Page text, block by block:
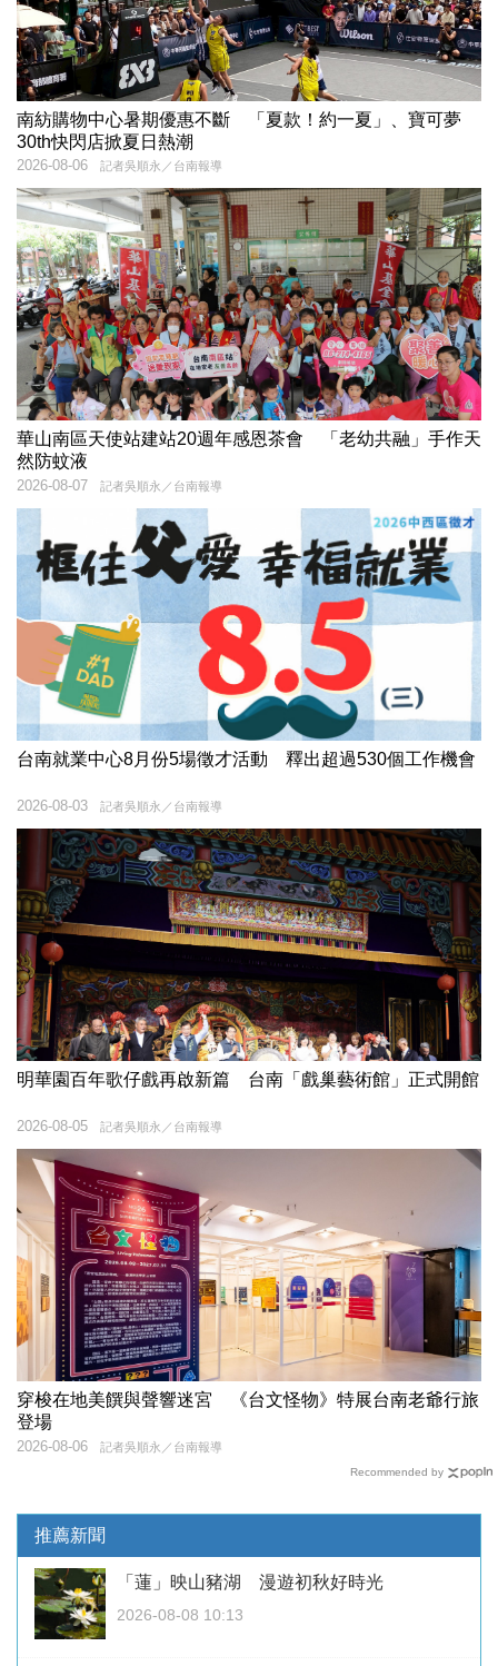
南紡購物中心暑期優惠不斷 「夏款！約一夏」、寶可夢
30th快閃店掀夏日熱潮
記者吳順永／台南報導
2026-08-06
華山南區天使站建站20週年感恩茶會 「老幼共融」手作天
然防蚊液
記者吳順永／台南報導
2026-08-07
台南就業中心8月份5場徵才活動 釋出超過530個工作機會
記者吳順永／台南報導
2026-08-03
明華園百年歌仔戲再啟新篇 台南「戲巢藝術館」正式開館
記者吳順永／台南報導
2026-08-05
穿梭在地美饌與聲響迷宮 《台文怪物》特展台南老爺行旅
登場
記者吳順永／台南報導
2026-08-06
Recommended by
推薦新聞
「蓮」映山豬湖 漫遊初秋好時光
2026-08-08 10:13